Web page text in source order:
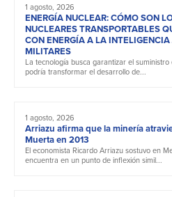
1 agosto, 2026
ENERGÍA NUCLEAR: CÓMO SON
NUCLEARES TRANSPORTABLES
CON ENERGÍA A LA
MILITARES
La tecnología busca garantizar el
podría transformar el desarrollo de...
1 agosto, 2026
Arriazu afirma que la minería
Muerta en 2013
El economista Ricardo Arriazu sostuvo en
encuentra en un punto de inflexión simil...